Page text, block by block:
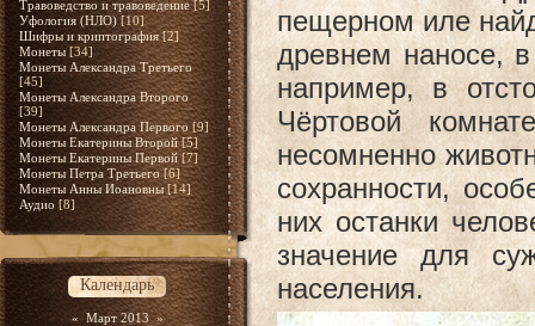
Травоведство и травоведение [5]
Уфология (НЛО) [10]
Шифры и криптография [2]
Монеты [34]
Монеты Александра Третьего
[45]
Монеты Александра Второго
[39]
Монеты Александра Первого [9]
Монеты Екатерины Второй [5]
Монеты Екатерины Первой [7]
Монеты Петра Третьего [6]
Монеты Анны Иоановны [14]
Аудио [8]
Календарь
« Март 2013 »
пещерном иле
древнем наносе,
например, в
Чёртовой
несомненно
сохранности,
них останки
значение для
населения.